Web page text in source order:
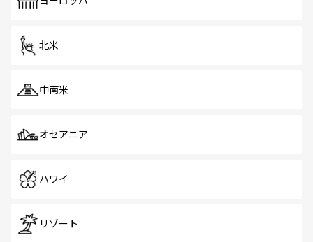
北米
中南米
オセアニア
ハワイ
リゾート